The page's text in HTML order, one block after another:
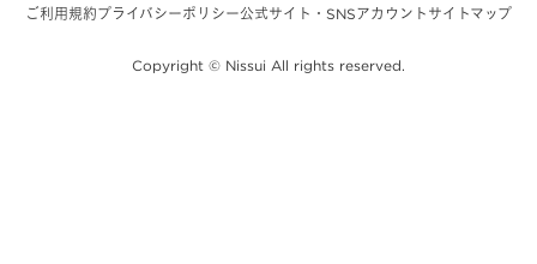
ご利用規約プライバシーポリシー公式サイト・SNSアカウント サイトマップ
Copyright © Nissui All rights reserved.